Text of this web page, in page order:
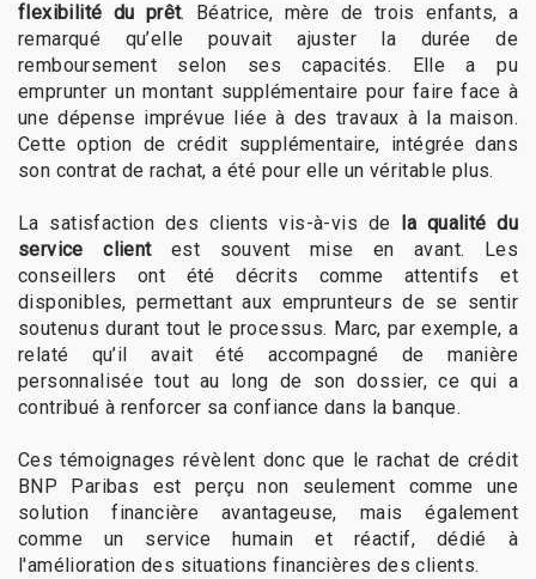
flexibilité du prêt. Béatrice, mère de trois enfants, a
remarqué qu’elle pouvait ajuster la durée de
remboursement selon ses capacités. Elle a pu
emprunter un montant supplémentaire pour faire face à
une dépense imprévue liée à des travaux à la maison.
Cette option de crédit supplémentaire, intégrée dans
son contrat de rachat, a été pour elle un véritable plus.
La satisfaction des clients vis-à-vis de
la qualité du
service clientest souvent mise en avant. Les
conseillers ont été décrits comme attentifs et
disponibles, permettant aux emprunteurs de se sentir
soutenus durant tout le processus. Marc, par exemple, a
relaté qu’il avait été accompagné de manière
personnalisée tout au long de son dossier, ce qui a
contribué à renforcer sa confiance dans la banque.
Ces témoignages révèlent donc que le rachat de crédit
BNP Paribas est perçu non seulement comme une
solution financière avantageuse, mais également
comme un service humain et réactif, dédié à
l'amélioration des situations financières des clients.